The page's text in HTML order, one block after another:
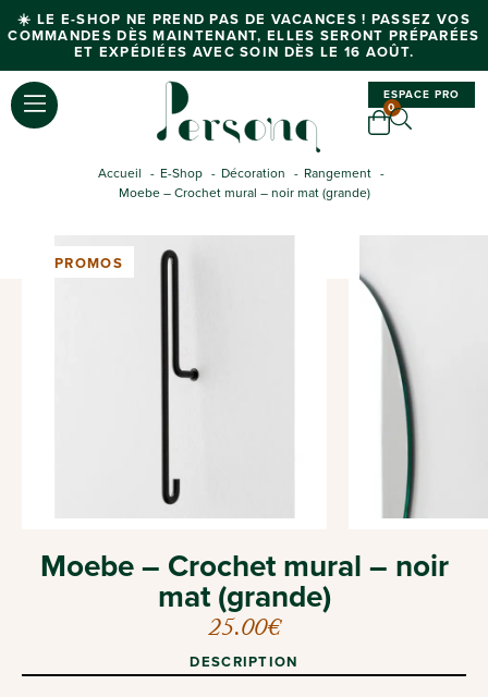
☀️ LE E-SHOP NE PREND PAS DE VACANCES ! PASSEZ VOS
COMMANDES DÈS MAINTENANT, ELLES SERONT PRÉPARÉES
ET EXPÉDIÉES AVEC SOIN DÈS LE 16 AOÛT.
ESPACE PRO
0
Accueil E-Shop Décoration
Rangement
Moebe – Crochet mural – noir mat (grande)
PROMOS
Moebe – Crochet mural – noir
mat (grande)
25.00€
DESCRIPTION